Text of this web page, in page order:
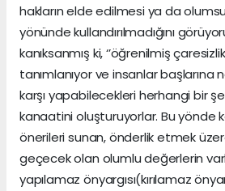
hakların elde edilmesi ya da
yönünde kullandırılmadığını
kanıksanmış ki, ‘’öğrenilmiş
tanımlanıyor ve insanlar başlarına
karşı yapabilecekleri herhangi bir
kanaatini oluşturuyorlar. Bu yönde
önerileri sunan, önderlik etmek
geçecek olan olumlu değerlerin
yapılamaz önyargısı(kırılamaz